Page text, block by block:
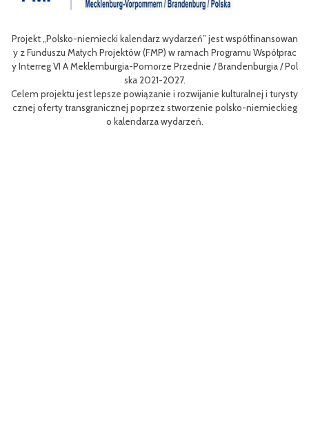
/ Pol
Celem III Polsko-Niemieckich Dni Turystyki Rowerowej jest
nie oferty turystycznej oraz ułatwienie transgranicznego dostępu do
niej dla mieszkańców obszaru Euroregionu Pomerania jak i dla
w odwiedzających region.
Efektem planowanych działań jest przybliżenie zwykłym
m rowerów możliwości różnych tras oraz miejsc do zwiedzenia, jak i
aangażowanie prawdziwych rowerowych pasjonatów w rozwój